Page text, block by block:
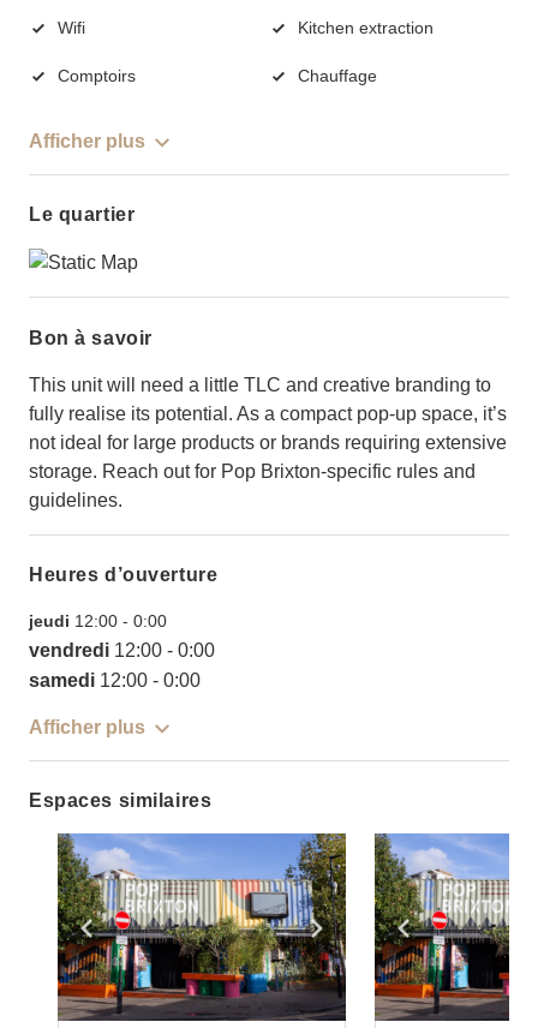
Wifi Kitchen extraction
Comptoirs Chauffage
Afficher plus
Le quartier
Bon à savoir
This unit will need a little TLC and creative branding to
fully realise its potential. As a compact pop-up space, it’s
not ideal for large products or brands requiring extensive
storage. Reach out for Pop Brixton-specific rules and
guidelines.
Heures d’ouverture
jeudi 12:00 - 0:00
vendredi 12:00 - 0:00
samedi 12:00 - 0:00
Afficher plus
Espaces similaires
Show previous slide Show next slide
Show